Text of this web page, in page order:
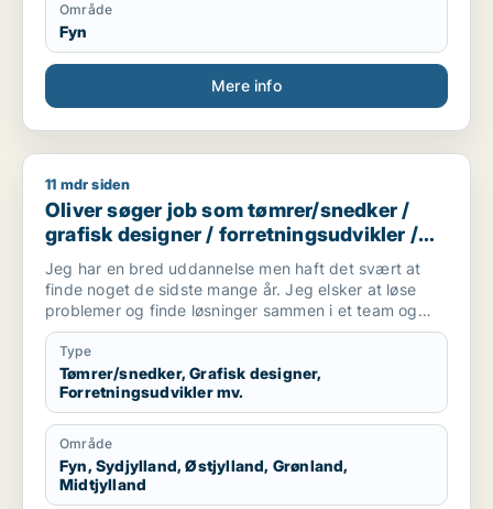
Område
Fyn
Mere info
Oliver søger job som tømrer/snedker / grafisk designer /
11 mdr siden
Oliver søger job som tømrer/snedker /
grafisk designer / forretningsudvikler /
kreativ medarbejder / driftsleder
Jeg har en bred uddannelse men haft det svært at
finde noget de sidste mange år. Jeg elsker at løse
problemer og finde løsninger sammen i et team og
alene.
Jeg er akademisk men også hands on (ingeniør og
snedker). Jeg har laved forskellige tømre arbejde
privat, arbejder forskellige produktions virksomheder,
kan bruge mine hænder, læse og laver tekniske
tegninger. Godt til at skitsere ideer, visualiserer,
kommunikation i 7 sproget. Elsker at hjælpe og lede
mennesker. Innovation eller prototype udvikling fra
Idee til produktion er interessant hvor man også skal
Type
Tømrer/snedker, Grafisk designer,
Forretningsudvikler mv.
Område
Fyn, Sydjylland, Østjylland, Grønland,
Midtjylland